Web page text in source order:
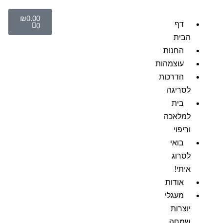
דף
הבית
החנות
עוצמהות
הדרכות
לסריגה
בית
למלאכה
וריפוי
בואי
לסרוג
איתי!
אודות
מעגלי
יוצרות
₪0.00
0